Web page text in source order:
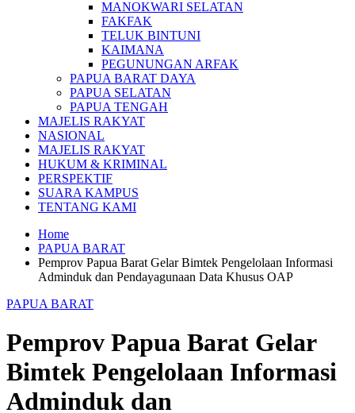
MANOKWARI SELATAN
FAKFAK
TELUK BINTUNI
KAIMANA
PEGUNUNGAN ARFAK
PAPUA BARAT DAYA
PAPUA SELATAN
PAPUA TENGAH
MAJELIS RAKYAT
NASIONAL
MAJELIS RAKYAT
HUKUM & KRIMINAL
PERSPEKTIF
SUARA KAMPUS
TENTANG KAMI
Home
PAPUA BARAT
Pemprov Papua Barat Gelar Bimtek Pengelolaan Informasi
Adminduk dan Pendayagunaan Data Khusus OAP
PAPUA BARAT
Pemprov Papua Barat Gelar
Bimtek Pengelolaan Informasi
Adminduk dan